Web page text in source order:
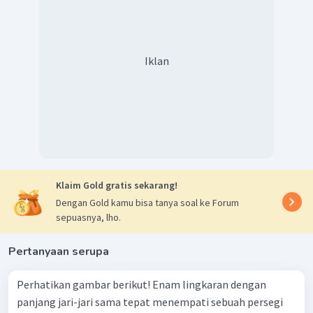
Iklan
Klaim Gold gratis sekarang!
Dengan Gold kamu bisa tanya soal ke Forum
sepuasnya, lho.
Pertanyaan serupa
Perhatikan gambar berikut! Enam lingkaran dengan
panjang jari-jari sama tepat menempati sebuah persegi